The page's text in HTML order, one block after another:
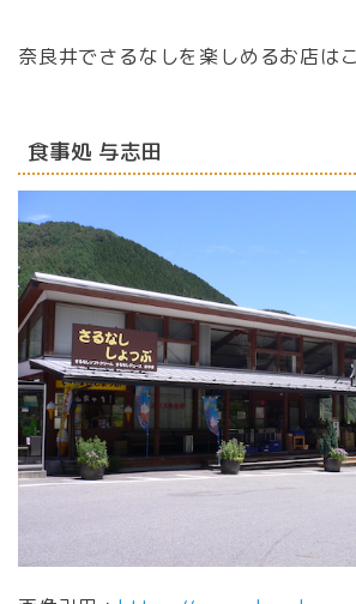
奈良井でさるなしを楽しめるお店は
食事処 与志田